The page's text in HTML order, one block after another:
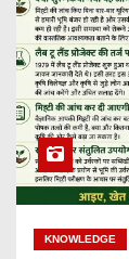
KNOWLEDGE